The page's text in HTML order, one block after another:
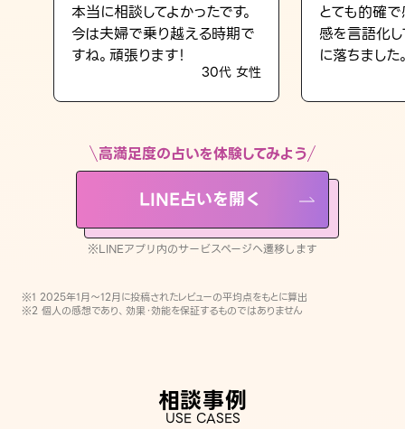
LINE占いを開く
※LINEアプリ内のサービスページへ遷移します
本当に相談してよかったです。
今は夫婦で乗り越える時期で
すね。頑張ります！
30代 女性
とても的確
感を言語化
に落ちました
高満足度の占いを体験してみよう
LINE占いを開く
※LINEアプリ内のサービスページへ遷移します
※1 2025年1月〜12月に投稿されたレビューの平均点をもとに算出
※2 個人の感想であり、効果・効能を保証するものではありません
相談事例
USE CASES